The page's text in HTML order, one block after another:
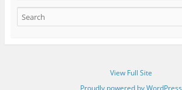
View Full Site